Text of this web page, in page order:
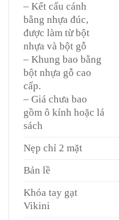
– Kết cấu cánh
bằng nhựa đúc,
được làm từ bột
nhựa và bột gỗ
– Khung bao bằng
bột nhựa gỗ cao
cấp.
– Giá chưa bao
gồm ô kính hoặc lá
sách
Nẹp chỉ 2 mặt
Bản lề
Khóa tay gạt
Vikini